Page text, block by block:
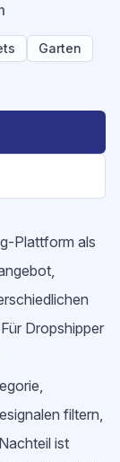
Garten
Plattform als
Dropshipper
filtern,
ist